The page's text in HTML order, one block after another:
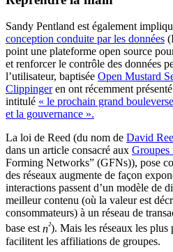
Sandy Pentland est également
conception conduite par les données
point une plateforme open source
et renforcer le contrôle des données
l’utilisateur, baptisée Open Mustard
Clippingeren ont récemment
intitulé « le prochain grand
et la gouvernance ».
La loi de Reed (du nom de David
dans un article consacré aux Groupes
Forming Networks” (GFNs)), pose
des réseaux augmente de façon
interactions passent d’un modèle de
meilleur contenu (où la valeur est
consommateurs) à un réseau de
base estn²). Mais les réseaux les
facilitent les affiliations de groupes.